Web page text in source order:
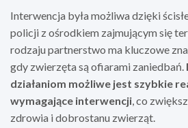
Interwencja była możliwa dzięki
policji z ośrodkiem zajmującym się
rodzaju partnerstwo ma kluczowe
gdy zwierzęta są ofiarami zaniedbań.
działaniom możliwe jest szybkie
wymagające interwencji, co
zdrowia i dobrostanu zwierząt.